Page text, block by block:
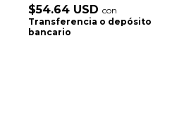
$54.64 USD con
Transferencia o depósito
bancario